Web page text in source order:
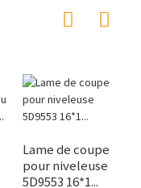
Lame de coupe
pour niveleuse
5D9553 16*1...